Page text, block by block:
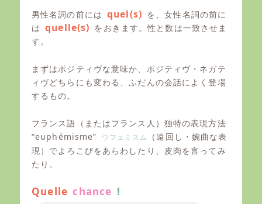
男性名詞の前にはquel(s) を、女性名詞の前に
はquelle(s) をおきます。性と数は一致させま
す。
まずはポジティヴな意味か、ポジティヴ・ネガテ
ィヴどちらにも変わる、ふだんの会話によく登場
するもの。
フランス語（またはフランス人）独特の表現方法
“euphémisme”
ウフェミスム
（遠回し・婉曲な表
現）でよろこびをあらわしたり、皮肉を言ってみ
たり。
Quellechance !